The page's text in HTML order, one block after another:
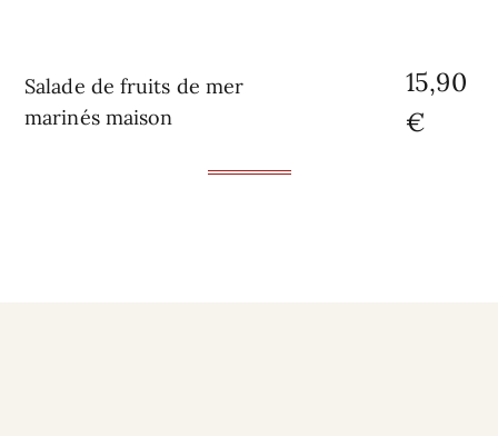
Salade de fruits de mer
marinés maison
15,90
€